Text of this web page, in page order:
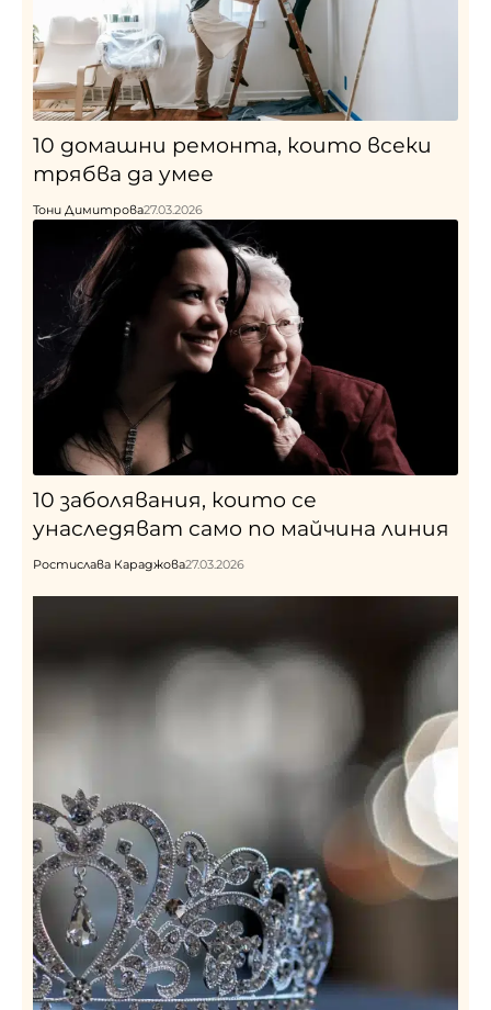
10 домашни ремонта, които всеки
трябва да умее
Тони Димитрова27.03.2026
10 заболявания, които се
унаследяват само по майчина линия
Ростислава Караджова27.03.2026